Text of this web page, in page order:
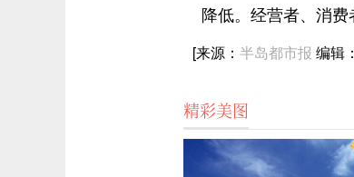
降低。经营者、消费
[来源： 半岛都市报 编辑
精彩美图